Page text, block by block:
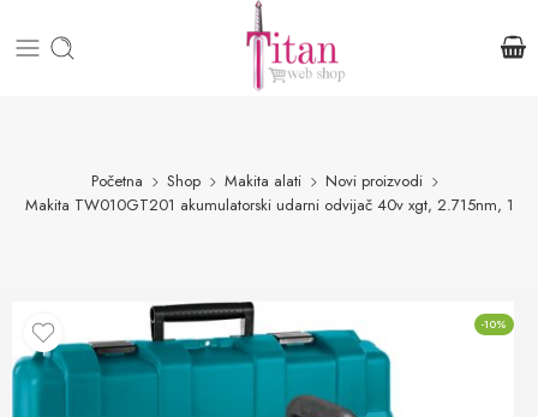
Početna Shop Makita alati
Novi proizvodi
Makita TW010GT201 akumulatorski udarni odvijač 40v xgt, 2.715nm, 1
-10%